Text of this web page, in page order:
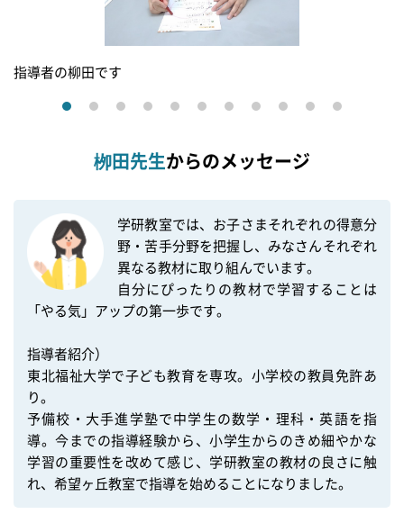
指導者の柳田です
栁田先生からのメッセージ
学研教室では、お子さまそれぞれの得意分
野・苦手分野を把握し、みなさんそれぞれ
異なる教材に取り組んでいます。
自分にぴったりの教材で学習することは
「やる気」アップの第一歩です。
指導者紹介）
東北福祉大学で子ども教育を専攻。小学校の教員免許あ
り。
予備校・大手進学塾で中学生の数学・理科・英語を指
導。今までの指導経験から、小学生からのきめ細やかな
学習の重要性を改めて感じ、学研教室の教材の良さに触